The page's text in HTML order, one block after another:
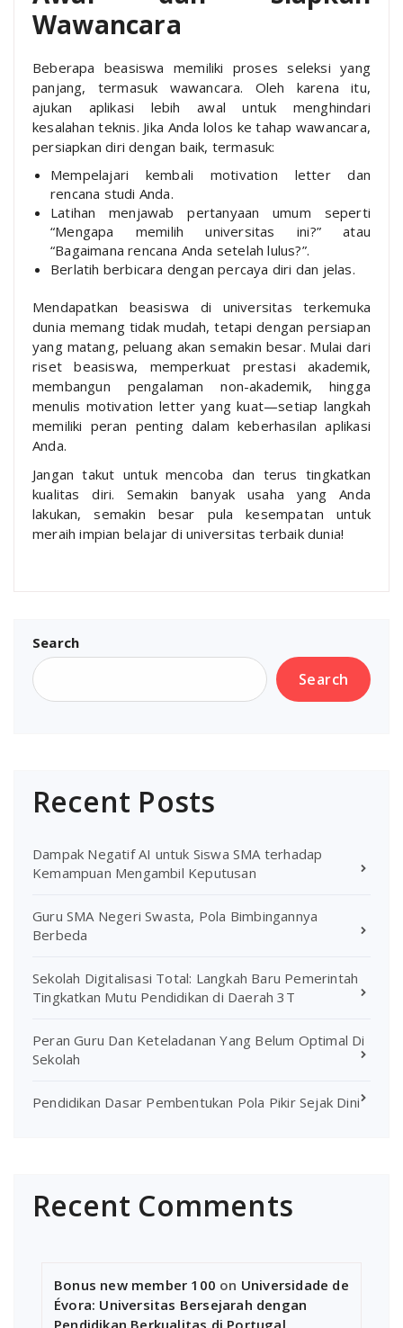
Wawancara
Beberapa beasiswa memiliki proses seleksi yang
panjang, termasuk wawancara. Oleh karena itu,
ajukan aplikasi lebih awal untuk menghindari
kesalahan teknis. Jika Anda lolos ke tahap wawancara,
persiapkan diri dengan baik, termasuk:
Mempelajari kembali motivation letter dan
rencana studi Anda.
Latihan menjawab pertanyaan umum seperti
“Mengapa memilih universitas ini?” atau
“Bagaimana rencana Anda setelah lulus?”.
Berlatih berbicara dengan percaya diri dan jelas.
Mendapatkan beasiswa di universitas terkemuka
dunia memang tidak mudah, tetapi dengan persiapan
yang matang, peluang akan semakin besar. Mulai dari
riset beasiswa, memperkuat prestasi akademik,
membangun pengalaman non-akademik, hingga
menulis motivation letter yang kuat—setiap langkah
memiliki peran penting dalam keberhasilan aplikasi
Anda.
Jangan takut untuk mencoba dan terus tingkatkan
kualitas diri. Semakin banyak usaha yang Anda
lakukan, semakin besar pula kesempatan untuk
meraih impian belajar di universitas terbaik dunia!
Search
Search
Recent Posts
Dampak Negatif AI untuk Siswa SMA terhadap
Kemampuan Mengambil Keputusan
Guru SMA Negeri Swasta, Pola Bimbingannya
Berbeda
Sekolah Digitalisasi Total: Langkah Baru Pemerintah
Tingkatkan Mutu Pendidikan di Daerah 3T
Peran Guru Dan Keteladanan Yang Belum Optimal Di
Sekolah
Pendidikan Dasar Pembentukan Pola Pikir Sejak Dini
Recent Comments
Bonus new member 100 on Universidade de
Évora: Universitas Bersejarah dengan